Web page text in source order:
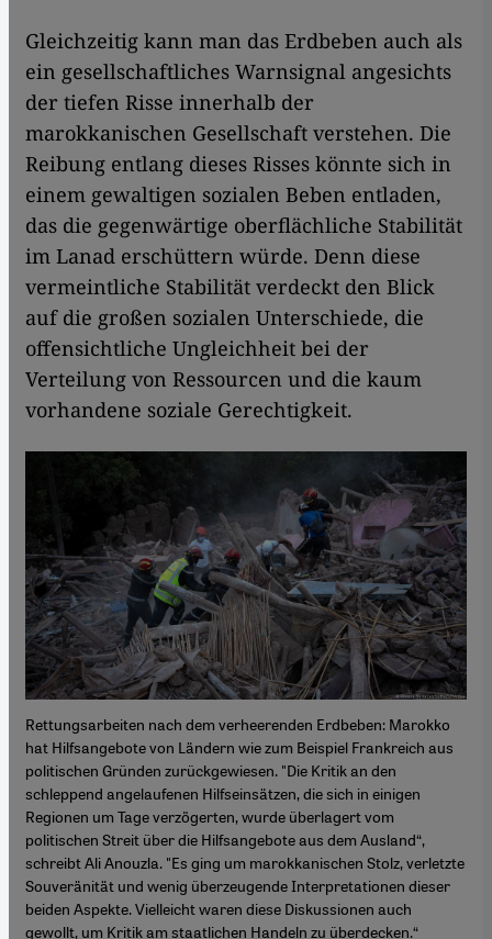
Gleichzeitig kann man das Erdbeben auch als
ein gesellschaftliches Warnsignal angesichts
der tiefen Risse innerhalb der
marokkanischen Gesellschaft verstehen. Die
Reibung entlang dieses Risses könnte sich in
einem gewaltigen sozialen Beben entladen,
das die gegenwärtige oberflächliche Stabilität
im Lanad erschüttern würde. Denn diese
vermeintliche Stabilität verdeckt den Blick
auf die großen sozialen Unterschiede, die
offensichtliche Ungleichheit bei der
Verteilung von Ressourcen und die kaum
vorhandene soziale Gerechtigkeit.
Rettungsarbeiten nach dem verheerenden Erdbeben: Marokko
hat Hilfsangebote von Ländern wie zum Beispiel Frankreich aus
politischen Gründen zurückgewiesen. "Die Kritik an den
schleppend angelaufenen Hilfseinsätzen, die sich in einigen
Regionen um Tage verzögerten, wurde überlagert vom
politischen Streit über die Hilfsangebote aus dem Ausland“,
schreibt Ali Anouzla. "Es ging um marokkanischen Stolz, verletzte
Souveränität und wenig überzeugende Interpretationen dieser
beiden Aspekte. Vielleicht waren diese Diskussionen auch
gewollt, um Kritik am staatlichen Handeln zu überdecken.“